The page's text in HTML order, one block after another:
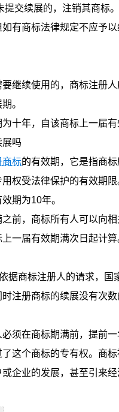
提交续展的，注销其商标
有商标法律规定不应予
继续使用的，商标注册
。
十年，自该商标上一届
展吗
商标的有效期，它是指商
权受法律保护的有效期
期为10年。
前，商标所有人可以向
一届有效期满次日起计
据商标注册人的请求，
注册商标的续展没有次
须在商标期满前，提前
这个商标的专有权。商
企业的发展，甚至引来经